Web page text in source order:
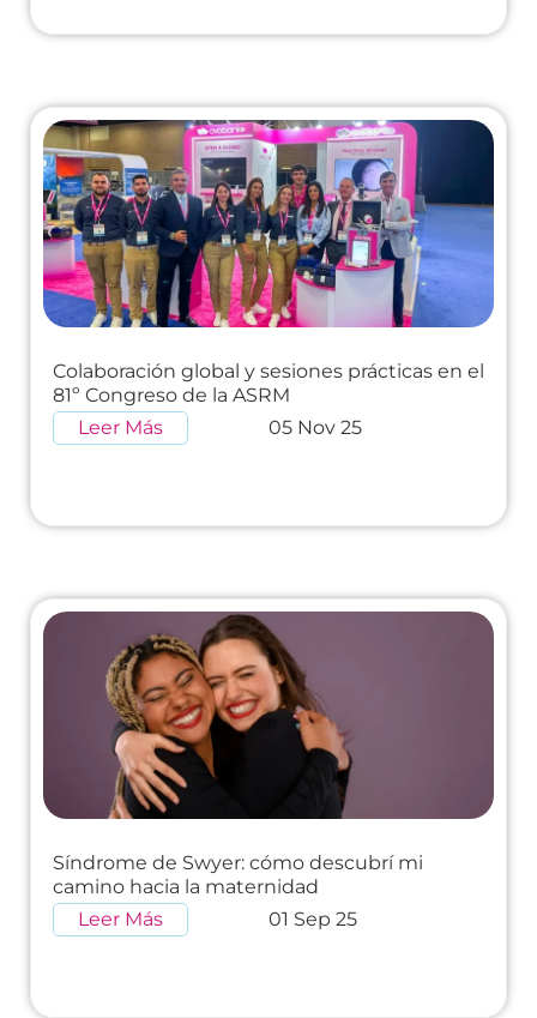
Colaboración global y sesiones prácticas en el
81º Congreso de la ASRM
Leer Más
05 Nov 25
Síndrome de Swyer: cómo descubrí mi
camino hacia la maternidad
Leer Más
01 Sep 25